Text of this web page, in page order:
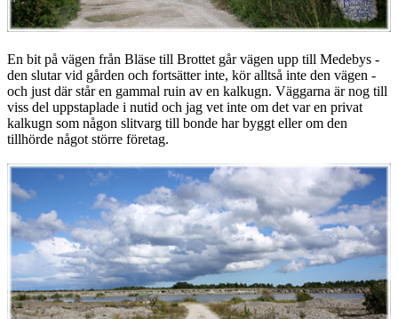
En bit på vägen från Bläse till Brottet går vägen upp till Medebys -
den slutar vid gården och fortsätter inte, kör alltså inte den vägen -
och just där står en gammal ruin av en kalkugn. Väggarna är nog till
viss del uppstaplade i nutid och jag vet inte om det var en privat
kalkugn som någon slitvarg till bonde har byggt eller om den
tillhörde något större företag.